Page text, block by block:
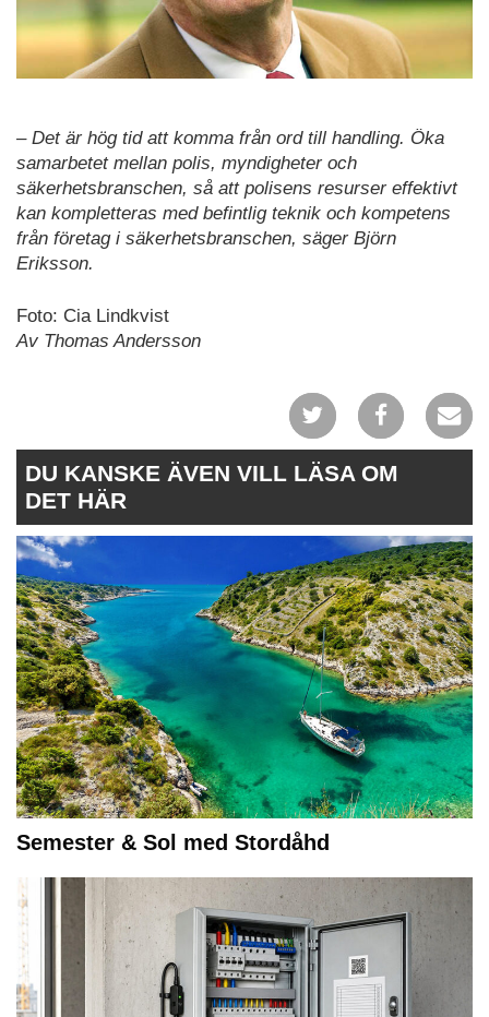
– Det är hög tid att komma från ord till handling. Öka
samarbetet mellan polis, myndigheter och
säkerhetsbranschen, så att polisens resurser effektivt
kan kompletteras med befintlig teknik och kompetens
från företag i säkerhetsbranschen, säger Björn
Eriksson.
Foto: Cia Lindkvist
Av Thomas Andersson
DU KANSKE ÄVEN VILL LÄSA OM
DET HÄR
Semester & Sol med Stordåhd